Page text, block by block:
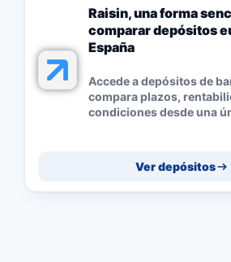
Raisin, una forma
comparar depósitos
España
Accede a depósitos de
compara plazos,
condiciones desde una
Ver depósitos